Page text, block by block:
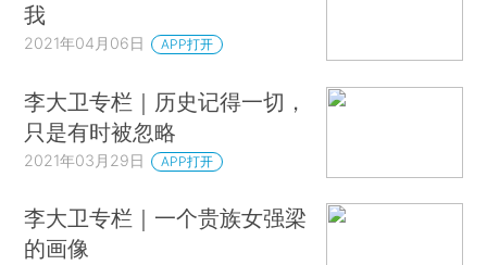
我
2021年04月06日 APP打开
李大卫专栏｜历史记得一切，
只是有时被忽略
2021年03月29日 APP打开
李大卫专栏｜一个贵族女强梁
的画像